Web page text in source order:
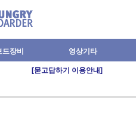
장비 영상기타
[묻고답하기 이용안내]